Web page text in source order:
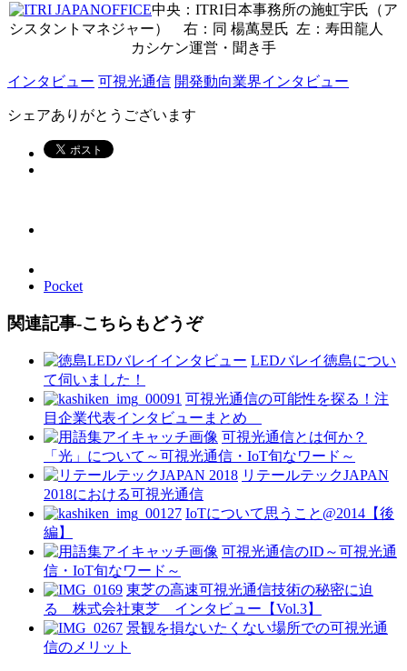
中央：ITRI日本事務所の施虹宇氏（ア
シスタントマネジャー） 右：同 楊萬昱氏 左：寿田龍人
カシケン運営・聞き手
インタビュー 可視光通信 開発動向業界インタビュー
シェアありがとうございます
Pocket
関連記事-こちらもどうぞ
LEDバレイ徳島につい
て伺いました！
可視光通信の可能性を探る！注
目企業代表インタビューまとめ
可視光通信とは何か？
「光」について～可視光通信・IoT旬なワード～
リテールテックJAPAN
2018における可視光通信
IoTについて思うこと@2014【後
編】
可視光通信のID～可視光通
信・IoT旬なワード～
東芝の高速可視光通信技術の秘密に迫
る 株式会社東芝 インタビュー【Vol.3】
景観を損ないたくない場所での可視光通
信のメリット